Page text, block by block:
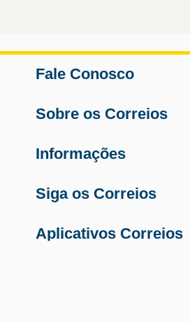
Fale Conosco
Sobre os Correios
Informações
Siga os Correios
Aplicativos Correios